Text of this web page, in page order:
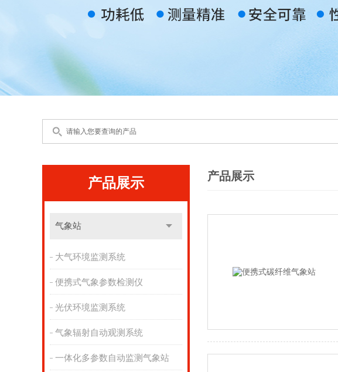
产品展示
气象站
大气环境监测系统
便携式气象参数检测仪
光伏环境监测系统
气象辐射自动观测系统
一体化多参数自动监测气象站
产品展示